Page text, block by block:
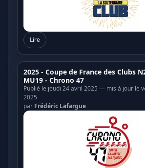
Lire
2025 - Coupe de France des Clubs
MU19 - Chrono 47
Publié le jeudi 24 avril 2025 — mis à jour le
2025
par Frédéric Lafargue